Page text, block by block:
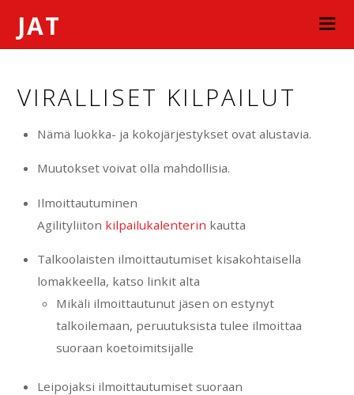
JAT
VIRALLISET KILPAILUT
Nämä luokka- ja kokojärjestykset ovat alustavia.
Muutokset voivat olla mahdollisia.
Ilmoittautuminen
Agilityliiton kilpailukalenterin kautta
Talkoolaisten ilmoittautumiset kisakohtaisella
lomakkeella, katso linkit alta
Mikäli ilmoittautunut jäsen on estynyt
talkoilemaan, peruutuksista tulee ilmoittaa
suoraan koetoimitsijalle
Leipojaksi ilmoittautumiset suoraan